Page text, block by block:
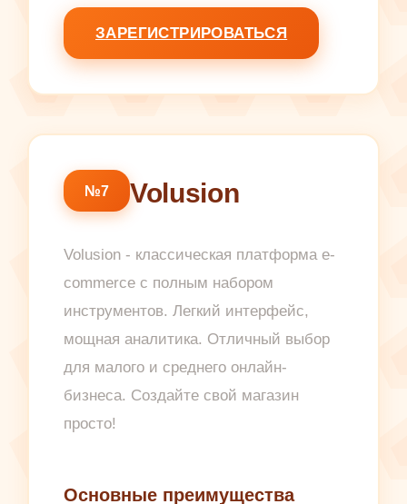
ЗАРЕГИСТРИРОВАТЬСЯ
№7 Volusion
Volusion - классическая платформа e-
commerce с полным набором
инструментов. Легкий интерфейс,
мощная аналитика. Отличный выбор
для малого и среднего онлайн-
бизнеса. Создайте свой магазин
просто!
Основные преимущества